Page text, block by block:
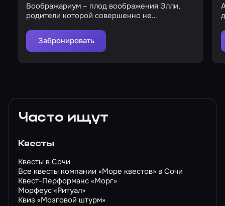
Воображариум – плод воображения Элли,
родители которой совершенно не
Забронировать
Часто ищут
Квесты
Квесты в Сочи
Все квесты компании «Море квестов» в Сочи
Квест-Перформанс «Морг»
Морфеус «Ритуал»
Квиз «Мозговой штурм»